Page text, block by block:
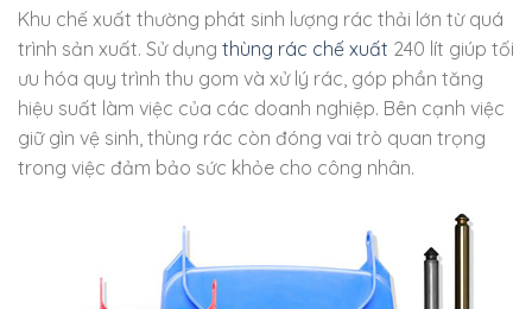
Khu chế xuất thường phát sinh lượng rác thải lớn từ quá
trình sản xuất. Sử dụng thùng rác chế xuất 240 lít giúp tối
ưu hóa quy trình thu gom và xử lý rác, góp phần tăng
hiệu suất làm việc của các doanh nghiệp. Bên cạnh việc
giữ gìn vệ sinh, thùng rác còn đóng vai trò quan trọng
trong việc đảm bảo sức khỏe cho công nhân.